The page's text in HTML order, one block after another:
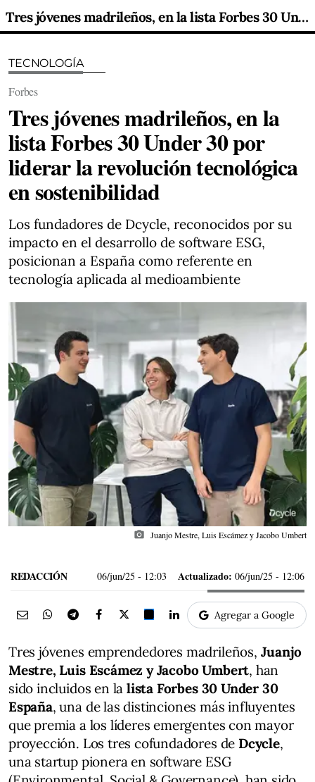
Tres jóvenes madrileños, en la lista Forbes 30 Under 30 por liderar la revolución tecnológica en sostenibilidad
TECNOLOGÍA
Forbes
Tres jóvenes madrileños, en la
lista Forbes 30 Under 30 por
liderar la revolución tecnológica
en sostenibilidad
Los fundadores de Dcycle, reconocidos por su
impacto en el desarrollo de software ESG,
posicionan a España como referente en
tecnología aplicada al medioambiente
photo_camera Juanjo Mestre, Luis Escámez y Jacobo Umbert
REDACCIÓN 06/jun/25 - 12:03 Actualizado: 06/jun/25 - 12:06
Agregar a Google
Tres jóvenes emprendedores madrileños, Juanjo
Mestre, Luis Escámez y Jacobo Umbert, han
sido incluidos en lalista Forbes 30 Under 30
España, una de las distinciones más influyentes
que premia a los líderes emergentes con mayor
proyección. Los tres cofundadores de Dcycle,
una startup pionera en software ESG